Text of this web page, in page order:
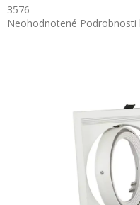
3576
Priemerné
Neohodnotené Podrobnosti